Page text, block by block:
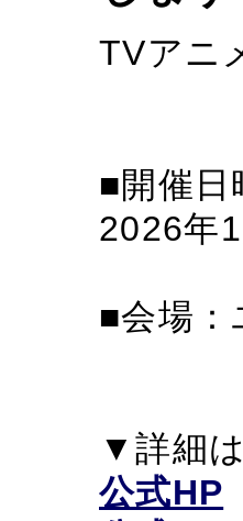
TVアニ
■開催日
2026年
■会場
▼詳細
公式HP